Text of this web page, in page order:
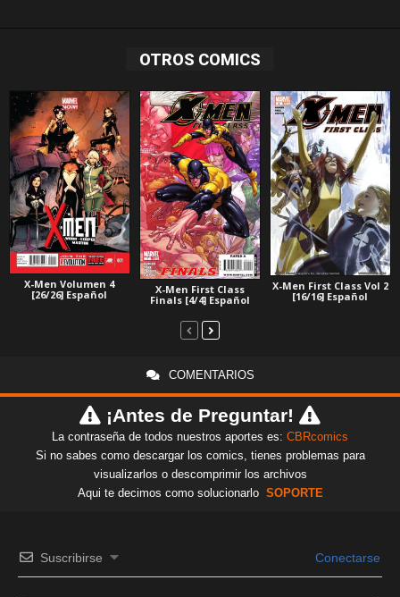
OTROS COMICS
X-Men Volumen 4
[26/26] Español
X-Men First Class
Finals [4/4] Español
X-Men First Class Vol 2
[16/16] Español
COMENTARIOS
¡Antes de Preguntar!
La contraseña de todos nuestros aportes es: CBRcomics
Si no sabes como descargar los comics, tienes problemas para
visualizarlos o descomprimir los archivos
Aqui te decimos como solucionarlo SOPORTE
Suscribirse Conectarse